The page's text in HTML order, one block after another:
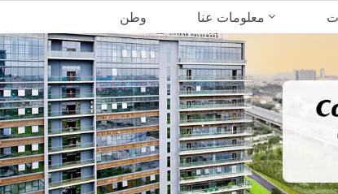
وطن معلومات عنا